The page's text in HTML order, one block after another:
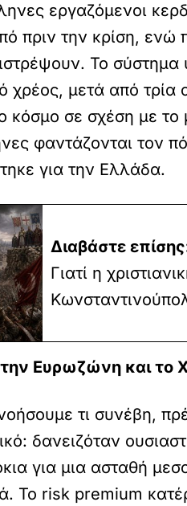
εργαζόμενοι
πριν την κρίση,
Το σύστημα
χρέος, μετά από
κόσμο σε σχέση με το
φαντάζονται τον
για την Ελλάδα.
Διαβάστε
Γιατί η
Ευρωζώνη και το
τι συνέβη,
δανειζόταν
για μια ασταθή
Το risk premium